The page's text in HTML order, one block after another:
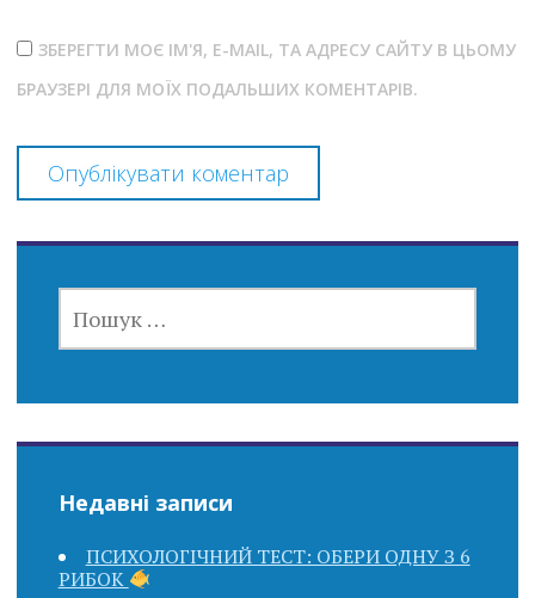
ЗБЕРЕГТИ МОЄ ІМ'Я, E-MAIL, ТА АДРЕСУ САЙТУ В ЦЬОМУ
БРАУЗЕРІ ДЛЯ МОЇХ ПОДАЛЬШИХ КОМЕНТАРІВ.
Недавні записи
ПСИХОЛОГІЧНИЙ ТЕСТ: ОБЕРИ ОДНУ З 6
РИБОК